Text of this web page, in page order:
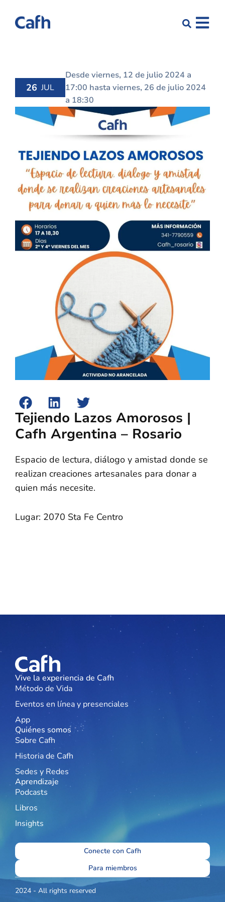
26 JUL
Desde viernes, 12 de julio 2024 a
17:00 hasta viernes, 26 de julio 2024
a 18:30
Tejiendo Lazos Amorosos |
Cafh Argentina – Rosario
Espacio de lectura, diálogo y amistad donde se
realizan creaciones artesanales para donar a
quien más necesite.
Lugar: 2070 Sta Fe Centro
Vive la experiencia de Cafh
Método de Vida
Eventos en línea y presenciales
App
Quiénes somos
Sobre Cafh
Historia de Cafh
Sedes y Redes
Aprendizaje
Podcasts
Libros
Insights
Conecte con Cafh
Para miembros
2024 - All rights reserved